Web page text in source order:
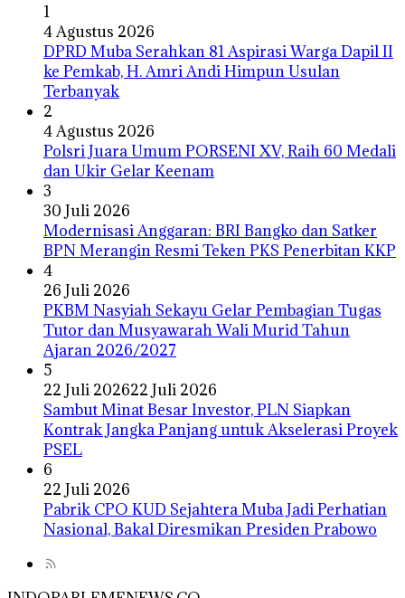
1
4 Agustus 2026
DPRD Muba Serahkan 81 Aspirasi Warga Dapil II
ke Pemkab, H. Amri Andi Himpun Usulan
Terbanyak
2
4 Agustus 2026
Polsri Juara Umum PORSENI XV, Raih 60 Medali
dan Ukir Gelar Keenam
3
30 Juli 2026
Modernisasi Anggaran: BRI Bangko dan Satker
BPN Merangin Resmi Teken PKS Penerbitan KKP
4
26 Juli 2026
PKBM Nasyiah Sekayu Gelar Pembagian Tugas
Tutor dan Musyawarah Wali Murid Tahun
Ajaran 2026/2027
5
22 Juli 202622 Juli 2026
Sambut Minat Besar Investor, PLN Siapkan
Kontrak Jangka Panjang untuk Akselerasi Proyek
PSEL
6
22 Juli 2026
Pabrik CPO KUD Sejahtera Muba Jadi Perhatian
Nasional, Bakal Diresmikan Presiden Prabowo